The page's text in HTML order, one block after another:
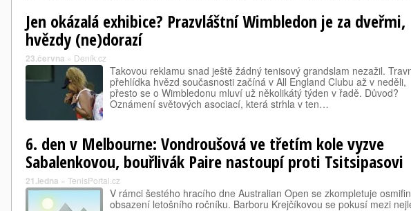
Jen okázalá exhibice? Prazvláštní Wimbledon je za dveřmi,
hvězdy (ne)dorazí
23.června » Deník.cz
Takovou reklamu snad ještě žádný tenisový grandslam nezažil.
přehlídka hvězd současnosti začíná v All England Clubu až v neděli,
přesto se o Wimbledonu mluví už několikátý týden v řadě. Důvod?
Oznámení světových asociací, která strhla v ten…
6. den v Melbourne: Vondroušová ve třetím kole vyzve
Sabalenkovou, bouřlivák Paire nastoupí proti Tsitsipasovi
21.ledna » TenisPortal.cz
V rámci šestého hracího dne Australian Open se zkompletuje
obsazení letošního ročníku. Barboru Krejčíkovou se pokusí mezi